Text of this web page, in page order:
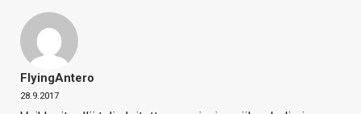
FlyingAntero
28.9.2017